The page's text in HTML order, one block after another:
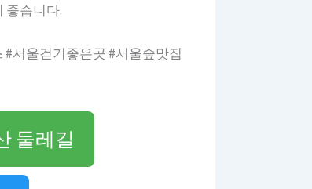
좋습니다.
서울걷기좋은곳 #서울숲맛집
둘레길